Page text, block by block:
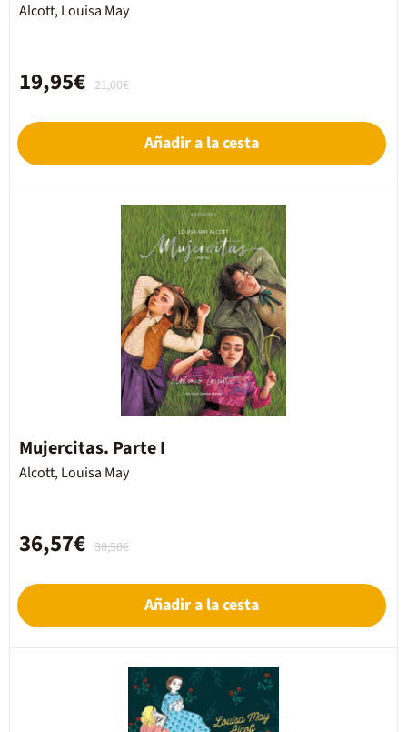
Alcott, Louisa May
21,00€
19,95€
Añadir a la cesta
Mujercitas. Parte I
Alcott, Louisa May
38,50€
36,57€
Añadir a la cesta